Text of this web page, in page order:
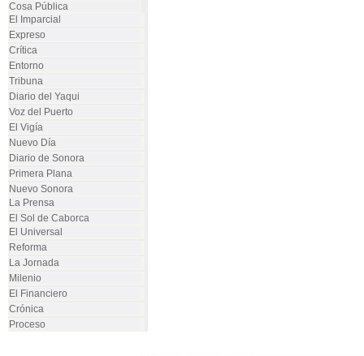
Cosa Pública
El Imparcial
Expreso
Crítica
Entorno
Tribuna
Diario del Yaqui
Voz del Puerto
El Vigía
Nuevo Día
Diario de Sonora
Primera Plana
Nuevo Sonora
La Prensa
El Sol de Caborca
El Universal
Reforma
La Jornada
Milenio
El Financiero
Crónica
Proceso